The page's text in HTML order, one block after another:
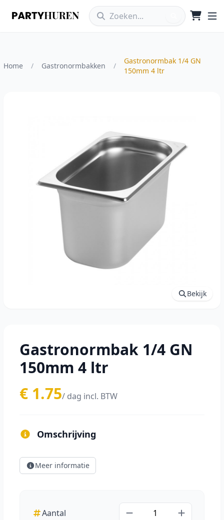
Home / Gastronormbakken /
Gastronormbak 1/4 GN
150mm 4 ltr
Vergroot afbeelding
Bekijk
Gastronormbak 1/4 GN
150mm 4 ltr
€ 1.75/ dag incl. BTW
Omschrijving
Meer informatie
Aantal